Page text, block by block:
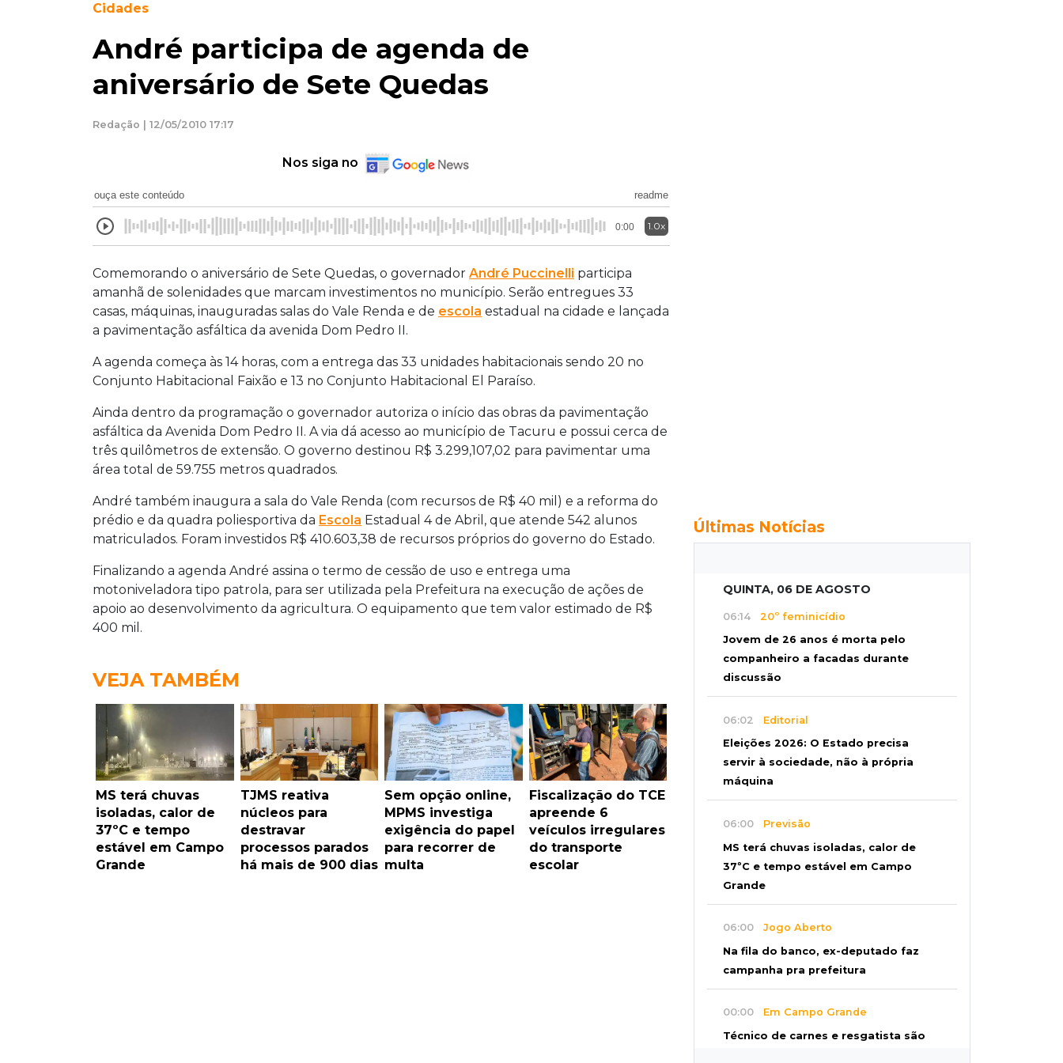
Cidades
André participa de agenda de
aniversário de Sete Quedas
Redação | 12/05/2010 17:17
Nos siga no
ouça este conteúdo readme
0:00 1.0x
Comemorando o aniversário de Sete Quedas, o governador André Puccinelli participa
amanhã de solenidades que marcam investimentos no município. Serão entregues 33
casas, máquinas, inauguradas salas do Vale Renda e de escola estadual na cidade e lançada
a pavimentação asfáltica da avenida Dom Pedro II.
A agenda começa às 14 horas, com a entrega das 33 unidades habitacionais sendo 20 no
Conjunto Habitacional Faixão e 13 no Conjunto Habitacional El Paraíso.
Ainda dentro da programação o governador autoriza o início das obras da pavimentação
asfáltica da Avenida Dom Pedro II. A via dá acesso ao município de Tacuru e possui cerca de
três quilômetros de extensão. O governo destinou R$ 3.299,107,02 para pavimentar uma
área total de 59.755 metros quadrados.
André também inaugura a sala do Vale Renda (com recursos de R$ 40 mil) e a reforma do
prédio e da quadra poliesportiva da Escola Estadual 4 de Abril, que atende 542 alunos
matriculados. Foram investidos R$ 410.603,38 de recursos próprios do governo do Estado.
Finalizando a agenda André assina o termo de cessão de uso e entrega uma
motoniveladora tipo patrola, para ser utilizada pela Prefeitura na execução de ações de
apoio ao desenvolvimento da agricultura. O equipamento que tem valor estimado de R$
400 mil.
VEJA TAMBÉM
MS terá chuvas
isoladas, calor de
37ºC e tempo
estável em Campo
Grande
TJMS reativa
núcleos para
destravar
processos parados
há mais de 900 dias
Sem opção online,
MPMS investiga
exigência do papel
para recorrer de
multa
Fiscalização do TCE
apreende 6
veículos irregulares
do transporte
escolar
Últimas Notícias
QUINTA, 06 DE AGOSTO
06:14 20º feminicídio
Jovem de 26 anos é morta pelo
companheiro a facadas durante
discussão
06:02 Editorial
Eleições 2026: O Estado precisa
servir à sociedade, não à própria
máquina
06:00 Previsão
MS terá chuvas isoladas, calor de
37ºC e tempo estável em Campo
Grande
06:00 Jogo Aberto
Na fila do banco, ex-deputado faz
campanha pra prefeitura
00:00 Em Campo Grande
Técnico de carnes e resgatista são